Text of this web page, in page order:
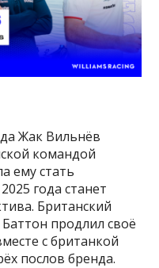
Жак Вильнёв
командой
ему стать
года станет
Британский
продлил своё
с британкой
послов бренда.